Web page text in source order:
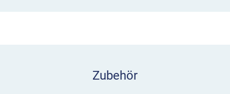
plus Zusatzzeichen „Ende” das Ende des
Zubehör